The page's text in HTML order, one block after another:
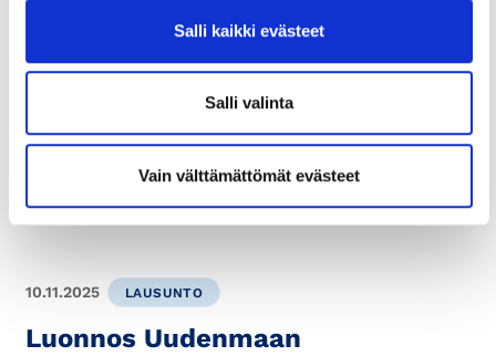
Salli kaikki evästeet
Salli valinta
Vain välttämättömät evästeet
Uudenmaan 5.
vaihemaakuntakaavan luonnos –
Visio – innovatiivinen vihreä
siirtymä
siirtymän VISIO-vaihemaakuntakaavaa, joka
täydentää voimassa...
10.11.2025 LAUSUNTO
Luonnos Uudenmaan